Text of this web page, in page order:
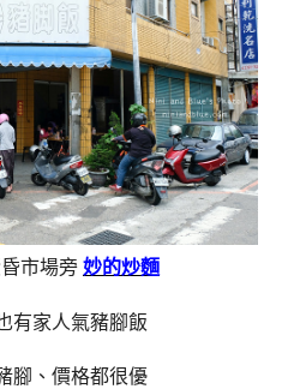
市場旁 妙的炒麵
有家人氣豬腳飯
腳、價格都很優